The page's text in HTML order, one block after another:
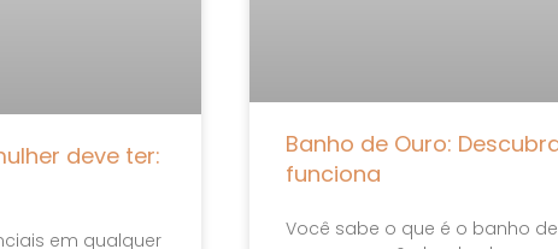
deve ter:
em qualquer
Banho de Ouro:
funciona
Você sabe o que é o banho